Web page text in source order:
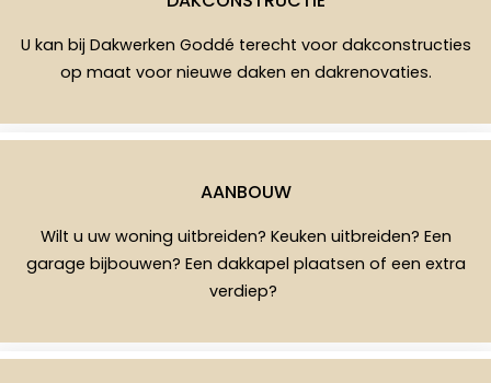
U kan bij Dakwerken Goddé terecht voor dakconstructies
op maat voor nieuwe daken en dakrenovaties.
AANBOUW
Wilt u uw woning uitbreiden? Keuken uitbreiden? Een
garage bijbouwen? Een dakkapel plaatsen of een extra
verdiep?